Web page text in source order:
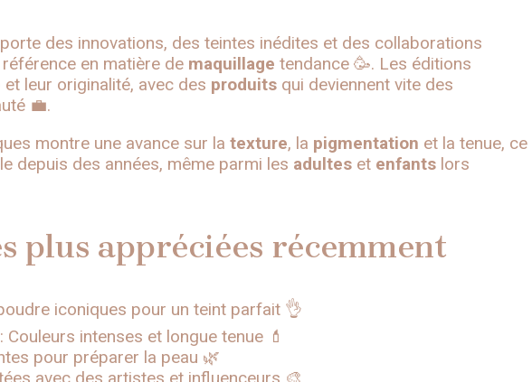
des innovations, des teintes inédites et des collaborations
référence en matière de maquillage tendance 🥳. Les éditions
et leur originalité, avec des produits qui deviennent vite des
💼.
montre une avance sur la texture, la pigmentation et la tenue, ce
depuis des années, même parmi les adultes et enfants lors
plus appréciées récemment
iconiques pour un teint parfait 👌
: Couleurs intenses et longue tenue 💄
pour préparer la peau 🌿